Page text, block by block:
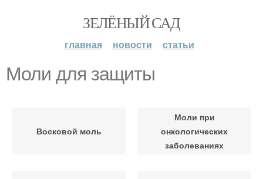
ЗЕЛЁНЫЙ САД
главная новости статьи
Моли для защиты
Восковой моль
Моли при
онкологических
заболеваниях